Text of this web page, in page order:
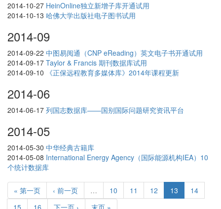
2014-10-27 HeinOnline独立新增子库开通试用
2014-10-13 哈佛大学出版社电子图书试用
2014-09
2014-09-22 中图易阅通（CNP eReading）英文电子书开通试用
2014-09-17 Taylor & Francis 期刊数据库试用
2014-09-10
《正保远程教育多媒体库》2014年课程更新
2014-06
2014-06-17 列国志数据库——国别国际问题研究资讯平台
2014-05
2014-05-30 中华经典古籍库
2014-05-08 International Energy Agency（国际能源机构IEA）10
个统计数据库
« 第一页 ‹ 前一页 … 10 11 12 13
14